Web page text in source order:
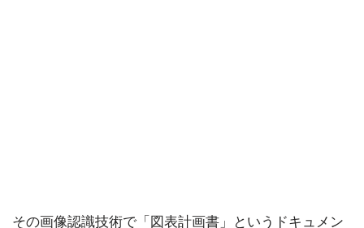
その画像認識技術で「図表計画書」というドキュメン